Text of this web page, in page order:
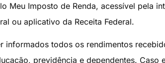
Meu Imposto de Renda, acessível pela
ou aplicativo da Receita Federal.
informados todos os rendimentos
previdência e dependentes. Caso